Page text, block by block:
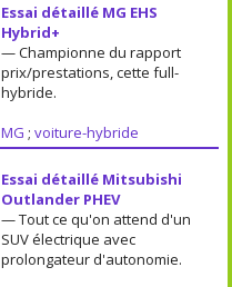
Essai détaillé MG EHS
Hybrid+
— Championne du rapport
prix/prestations, cette full-
hybride.
MG ; voiture-hybride
Essai détaillé Mitsubishi
Outlander PHEV
— Tout ce qu'on attend d'un
SUV électrique avec
prolongateur d'autonomie.